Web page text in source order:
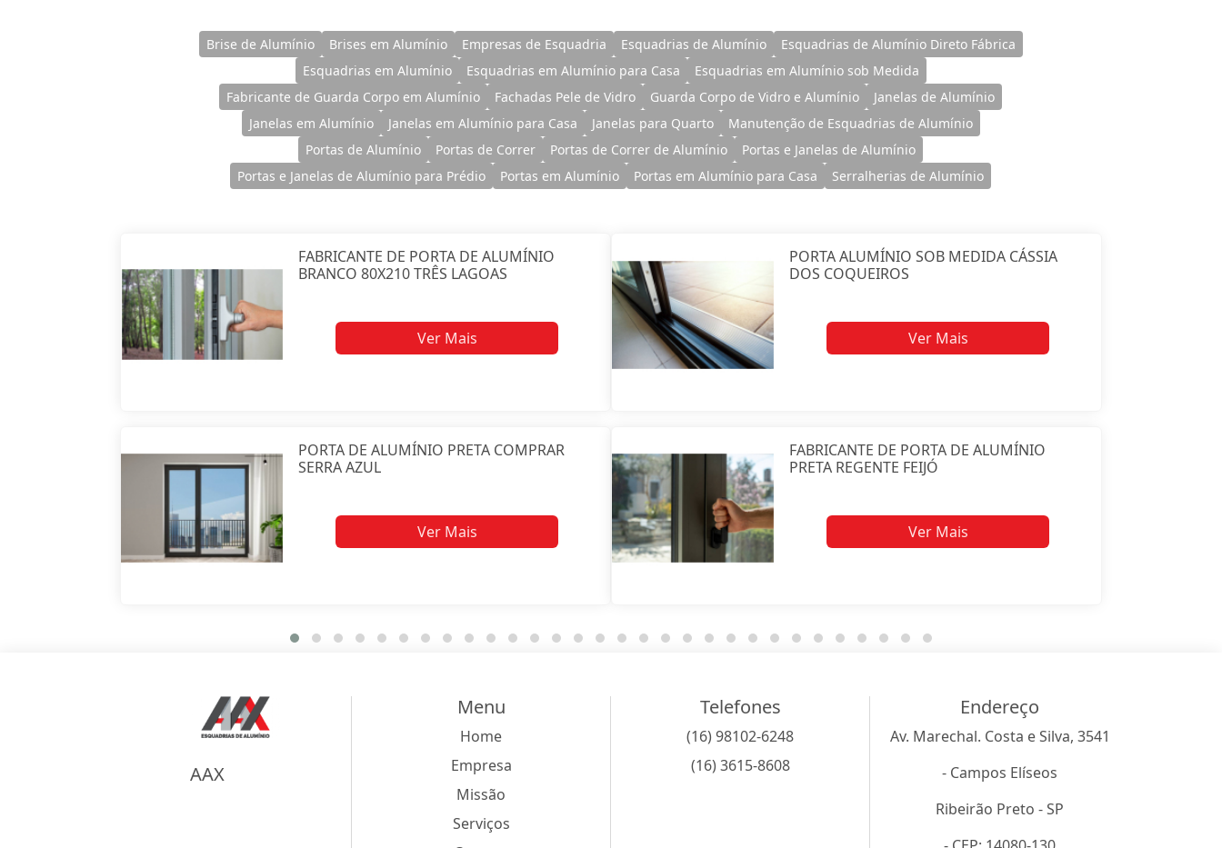
Brise de Alumínio Brises em Alumínio Empresas de Esquadria Esquadrias de Alumínio
Esquadrias de Alumínio Direto Fábrica
Esquadrias em Alumínio
Esquadrias em Alumínio para Casa
Esquadrias em Alumínio sob Medida
Fabricante de Guarda Corpo em Alumínio
Fachadas Pele de Vidro Guarda Corpo de Vidro e Alumínio
Janelas de Alumínio
Janelas em Alumínio
Janelas em Alumínio para Casa Janelas para Quarto
Manutenção de Esquadrias de Alumínio
Portas de Alumínio
Portas de Correr Portas de Correr de Alumínio
Portas e Janelas de Alumínio
Portas e Janelas de Alumínio para Prédio
Portas em Alumínio Portas em Alumínio para Casa Serralherias de Alumínio
FABRICANTE DE PORTA DE ALUMÍNIO
BRANCO 80X210 TRÊS LAGOAS
Ver Mais
PORTA ALUMÍNIO SOB MEDIDA CÁSSIA
DOS COQUEIROS
Ver Mais
PORTA DE ALUMÍNIO PRETA COMPRAR
SERRA AZUL
Ver Mais
FABRICANTE DE PORTA DE ALUMÍNIO
PRETA REGENTE FEIJÓ
Ver Mais
AAX
Menu
Home
Empresa
Missão
Serviços
Telefones
(16) 98102-6248
(16) 3615-8608
Endereço
Av. Marechal. Costa e Silva, 3541
- Campos Elíseos
Ribeirão Preto - SP